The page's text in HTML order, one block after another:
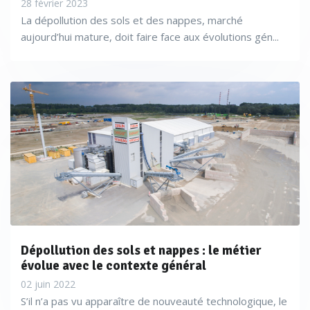
accès complet libre aux informations sur notre planète et
son environnement .
Selon l’éditeur TerraIndex , spécialisé dans les logiciels
destinés aux sites et sols pollués, la combinaison de
données satellitaires et de mesures de terrain permet
d’obtenir une vision plus complète et actualisée de l’état
des sols. La collecte standardisée de données et la
géolocalisation constituent des conditions essentielles
pour assurer la traçabilité et la comparabilité des
informations, et, donc, pour une harmonisation
européenne efficace.
28 février 2023
La dépollution des sols et des nappes, marché
aujourd’hui mature, doit faire face aux évolutions gén...
Dépollution des sols et nappes : le métier
évolue avec le contexte général
02 juin 2022
S’il n’a pas vu apparaître de nouveauté technologique, le